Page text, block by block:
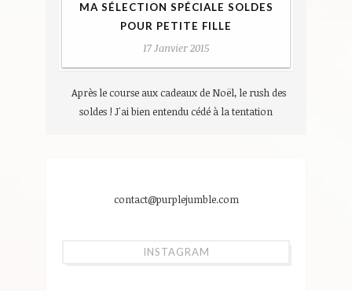
MA SÉLECTION SPÉCIALE SOLDES
POUR PETITE FILLE
17 Janvier 2015
Après le course aux cadeaux de Noël, le rush des
soldes ! J'ai bien entendu cédé à la tentation
contact@purplejumble.com
INSTAGRAM